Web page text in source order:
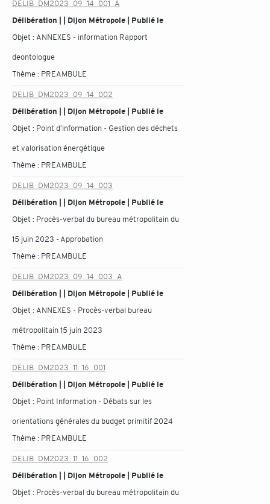
DELIB_DM2023_09_14_001_A
Délibération | | Dijon Métropole | Publié le
Objet : ANNEXES - information Rapport
deontologue
Thème : PREAMBULE
DELIB_DM2023_09_14_002
Délibération | | Dijon Métropole | Publié le
Objet : Point d'information - Gestion des déchets
et valorisation énergétique
Thème : PREAMBULE
DELIB_DM2023_09_14_003
Délibération | | Dijon Métropole | Publié le
Objet : Procès-verbal du bureau métropolitain du
15 juin 2023 - Approbation
Thème : PREAMBULE
DELIB_DM2023_09_14_003_A
Délibération | | Dijon Métropole | Publié le
Objet : ANNEXES - Procès-verbal bureau
métropolitain 15 juin 2023
Thème : PREAMBULE
DELIB_DM2023_11_16_001
Délibération | | Dijon Métropole | Publié le
Objet : Point Information - Débats sur les
orientations générales du budget primitif 2024
Thème : PREAMBULE
DELIB_DM2023_11_16_002
Délibération | | Dijon Métropole | Publié le
Objet : Procès-verbal du bureau métropolitain du